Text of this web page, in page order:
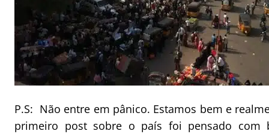
P.S: Não entre em pânico. Estamos bem e
primeiro post sobre o país foi pensado com